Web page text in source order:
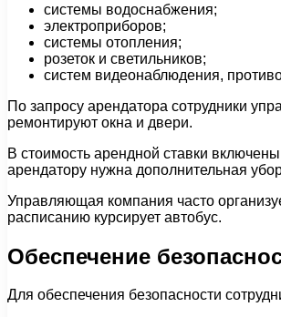
системы водоснабжения;
электроприборов;
системы отопления;
розеток и светильников;
систем видеонаблюдения,
По запросу арендатора сотрудники
ремонтируют окна и двери.
В стоимость арендной ставки
арендатору нужна дополнительная
Управляющая компания часто
расписанию курсирует автобус.
Обеспечение
Для обеспечения безопасности